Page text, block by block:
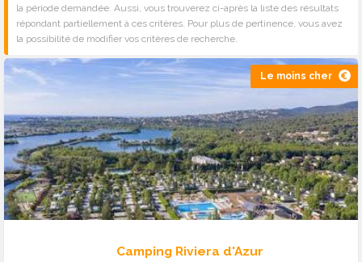
la période demandée. Aussi, vous trouverez ci-après la liste des résultats
répondant partiellement à ces critères. Pour plus de pertinence, vous avez
la possibilité de modifier vos critères de recherche.
Le moins cher
Camping Riviera d'Azur